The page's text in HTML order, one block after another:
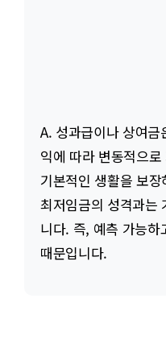
A. 성과급이나 상여
익에 따라 변동적으
기본적인 생활을 보
최저임금의 성격과는
니다. 즉, 예측 가능하
때문입니다.